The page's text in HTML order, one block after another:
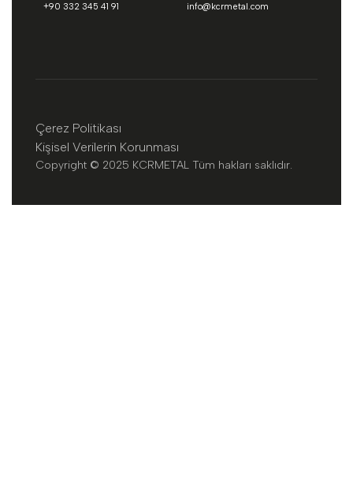
+90 332 345 41 91 info@kcrmetal.com
Copyright © 2025 KCRMETAL Tüm hakları saklıdır.
Çerez Politikası
Kişisel Verilerin Korunması